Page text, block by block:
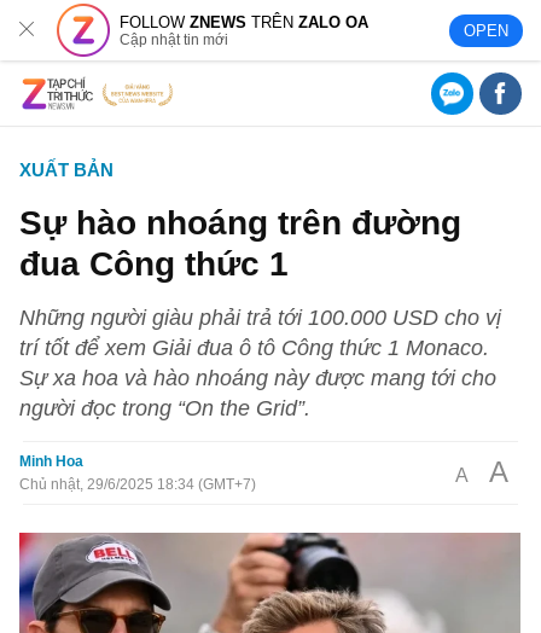
FOLLOWZNEWS TRÊNZALO OA
Cập nhật tin mới OPEN
XUẤT BẢN
Sự hào nhoáng trên đường
đua Công thức 1
Những người giàu phải trả tới 100.000 USD cho vị
trí tốt để xem Giải đua ô tô Công thức 1 Monaco.
Sự xa hoa và hào nhoáng này được mang tới cho
người đọc trong “On the Grid”.
Minh Hoa
Chủ nhật, 29/6/2025 18:34 (GMT+7)
A A